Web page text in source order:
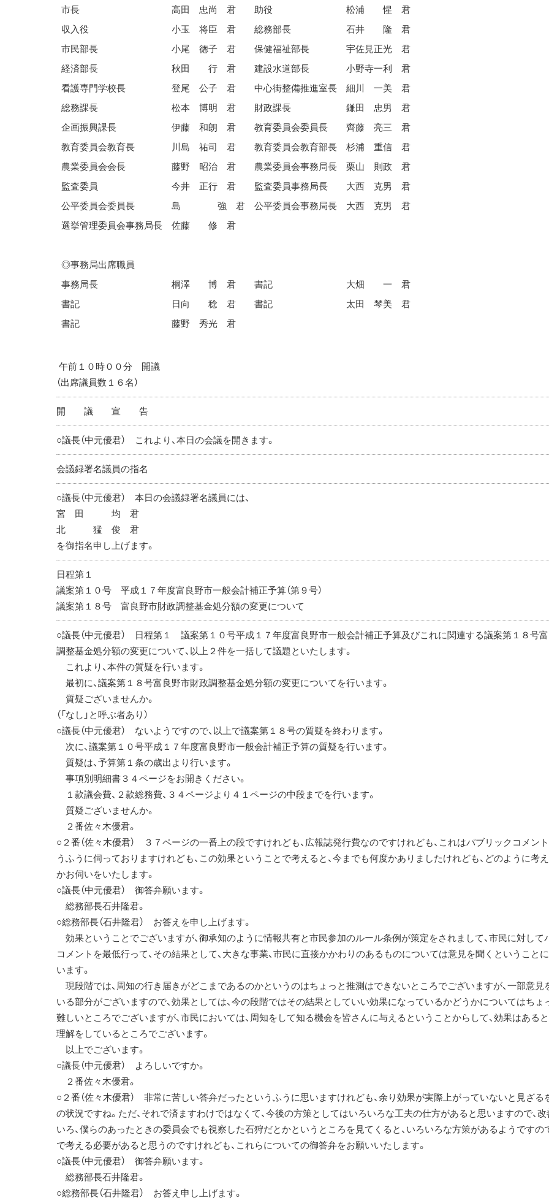
市長
高田 忠尚 君 助役
松浦 惺 君
収入役
小玉 将臣 君 総務部長
石井 隆 君
市民部長
小尾 徳子 君 保健福祉部長
宇佐見正光 君
経済部長
秋田 行 君 建設水道部長
小野寺一利 君
看護専門学校長
登尾 公子 君 中心街整備推進室長
細川 一美 君
総務課長
松本 博明 君 財政課長
鎌田 忠男 君
企画振興課長
伊藤 和朗 君 教育委員会委員長
齊藤 亮三 君
教育委員会教育長
川島 祐司 君 教育委員会教育部長
杉浦 重信 君
農業委員会会長
藤野 昭治 君 農業委員会事務局長
栗山 則政 君
監査委員
今井 正行 君 監査委員事務局長
大西 克男 君
公平委員会委員長
島 強 君 公平委員会事務局長
大西 克男 君
選挙管理委員会事務局長
佐藤 修 君
◎事務局出席職員
事務局長
桐澤 博 君 書記
大畑 一 君
書記
日向 稔 君 書記
太田 琴美 君
書記
藤野 秀光 君
午前１０時００分 開議
（出席議員数１６名）
開 議 宣 告
○議長（中元優君） これより、本日の会議を開きます。
会議録署名議員の指名
○議長（中元優君） 本日の会議録署名議員には、
宮 田 均 君
北 猛 俊 君
を御指名申し上げます。
日程第１
議案第１０号 平成１７年度富良野市一般会計補正予算（第９号）
議案第１８号 富良野市財政調整基金処分額の変更について
○議長（中元優君） 日程第１ 議案第１０号平成１７年度富良野市一般会計補正予算及びこれに関連する議案第１８号
調整基金処分額の変更について、以上２件を一括して議題といたします。
これより、本件の質疑を行います。
最初に、議案第１８号富良野市財政調整基金処分額の変更についてを行います。
質疑ございませんか。
（「なし」と呼ぶ者あり）
○議長（中元優君） ないようですので、以上で議案第１８号の質疑を終わります。
次に、議案第１０号平成１７年度富良野市一般会計補正予算の質疑を行います。
質疑は、予算第１条の歳出より行います。
事項別明細書３４ページをお開きください。
１款議会費、２款総務費、３４ページより４１ページの中段までを行います。
質疑ございませんか。
２番佐々木優君。
○２番（佐々木優君） ３７ページの一番上の段ですけれども、広報誌発行費なのですけれども、これはパブリックコメン
うふうに伺っておりますけれども、この効果ということで考えると、今までも何度かありましたけれども、どのように考
かお伺いをいたします。
○議長（中元優君） 御答弁願います。
総務部長石井隆君。
○総務部長（石井隆君） お答えを申し上げます。
効果ということでございますが、御承知のように情報共有と市民参加のルール条例が策定をされまして、市民に対して
コメントを最低行って、その結果として、大きな事業、市民に直接かかわりのあるものについては意見を聞くということ
います。
現段階では、周知の行き届きがどこまであるのかというのはちょっと推測はできないところでございますが、一部意見
いる部分がございますので、効果としては、今の段階ではその結果としていい効果になっているかどうかについてはちょ
難しいところでございますが、市民においては、周知をして知る機会を皆さんに与えるということからして、効果はある
理解をしているところでございます。
以上でございます。
○議長（中元優君） よろしいですか。
２番佐々木優君。
○２番（佐々木優君） 非常に苦しい答弁だったというふうに思いますけれども、余り効果が実際上がっていないと見ざる
の状況ですね。ただ、それで済ますわけではなくて、今後の方策としてはいろいろな工夫の仕方があると思いますので、
いろ、僕らのあったときの委員会でも視察した石狩だとかというところを見てくると、いろいろな方策があるようですの
で考える必要があると思うのですけれども、これらについての御答弁をお願いいたします。
○議長（中元優君） 御答弁願います。
総務部長石井隆君。
○総務部長（石井隆君） お答え申し上げます。